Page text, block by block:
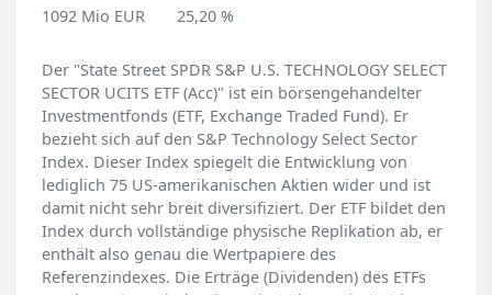
1092 Mio EUR
25,20 %
Der "State Street SPDR S&P U.S. TECHNOLOGY SELECT
SECTOR UCITS ETF (Acc)" ist ein börsengehandelter
Investmentfonds (ETF, Exchange Traded Fund). Er
bezieht sich auf den S&P Technology Select Sector
Index. Dieser Index spiegelt die Entwicklung von
lediglich 75 US-amerikanischen Aktien wider und ist
damit nicht sehr breit diversifiziert. Der ETF bildet den
Index durch vollständige physische Replikation ab, er
enthält also genau die Wertpapiere des
Referenzindexes. Die Erträge (Dividenden) des ETFs